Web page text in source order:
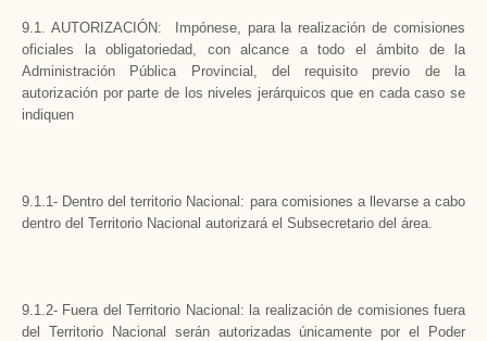
9.1. AUTORIZACIÓN: Impónese, para la realización de comisiones
oficiales la obligatoriedad, con alcance a todo el ámbito de la
Administración Pública Provincial, del requisito previo de la
autorización por parte de los niveles jerárquicos que en cada caso se
indiquen
9.1.1- Dentro del territorio Nacional: para comisiones a llevarse a cabo
dentro del Territorio Nacional autorizará el Subsecretario del área.
9.1.2- Fuera del Territorio Nacional: la realización de comisiones fuera
del Territorio Nacional serán autorizadas únicamente por el Poder